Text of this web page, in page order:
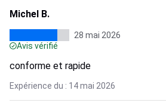
Michel B.
28 mai 2026
Avis vérifié
conforme et rapide
Expérience du : 14 mai 2026